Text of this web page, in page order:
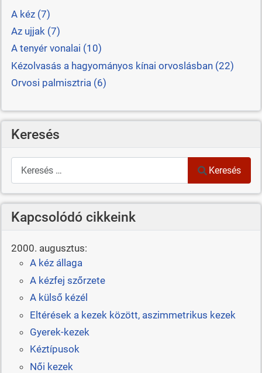
A kéz (7)
Az ujjak (7)
A tenyér vonalai (10)
Kézolvasás a hagyományos kínai orvoslásban (22)
Orvosi palmisztria (6)
Keresés
Keresés
Keresés
Kapcsolódó cikkeink
2000. augusztus:
A kéz állaga
A kézfej szőrzete
A külső kézél
Eltérések a kezek között, aszimmetrikus kezek
Gyerek-kezek
Kéztípusok
Női kezek